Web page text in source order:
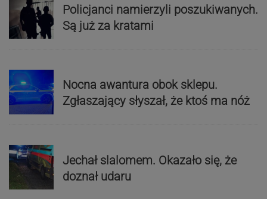
Policjanci namierzyli poszukiwanych.
Są już za kratami
Nocna awantura obok sklepu.
Zgłaszający słyszał, że ktoś ma nóż
Jechał slalomem. Okazało się, że
doznał udaru